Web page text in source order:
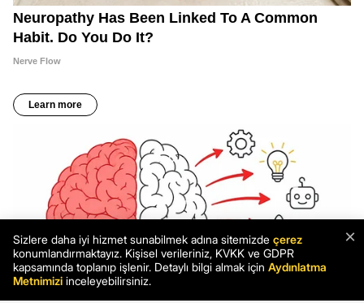
×
Sizlere daha iyi hizmet sunabilmek adına sitemizde çerez
konumlandırmaktayız. Kişisel verileriniz, KVKK ve GDPR
kapsamında toplanıp işlenir. Detaylı bilgi almak için Aydınlatma
Metnimizi inceleyebilirsiniz.